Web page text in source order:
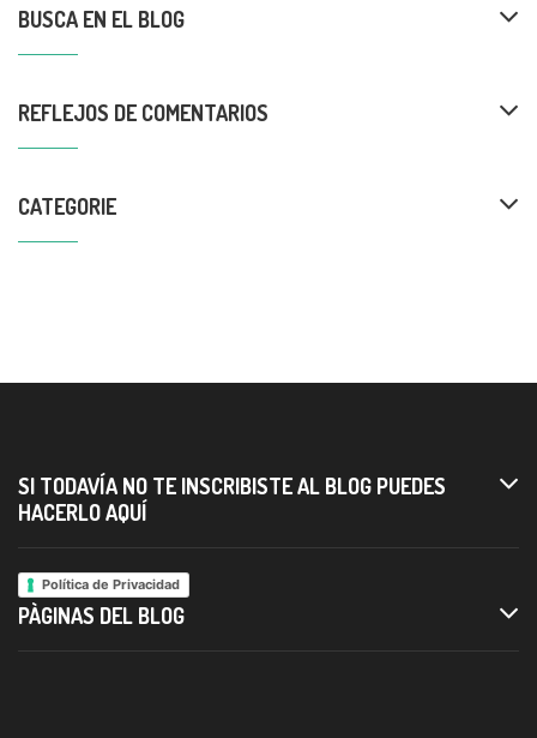
BUSCA EN EL BLOG
REFLEJOS DE COMENTARIOS
CATEGORIE
SI TODAVÍA NO TE INSCRIBISTE AL BLOG PUEDES
HACERLO AQUÍ
Política de Privacidad
PÀGINAS DEL BLOG